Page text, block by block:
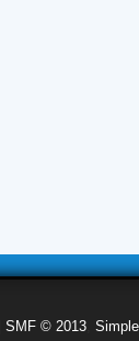
|SMF © 2013 ,